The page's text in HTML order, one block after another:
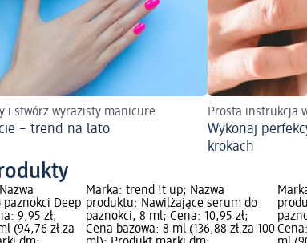
i stwórz wyrazisty manicure
– trend na lato
Prosta instrukcja
Wykonaj
krokach
Deep
9,95 zł;
(94,76 zł za
Marka: trend !t up; Nazwa
produktu: Nawilżające serum do
paznokci, 8 ml; Cena: 10,95 zł;
Cena bazowa: 8 ml (136,88 zł za 100